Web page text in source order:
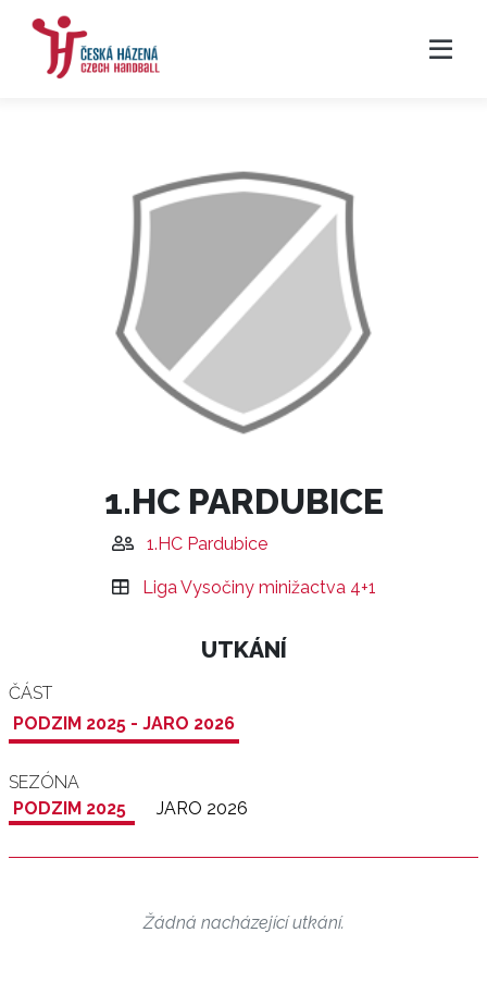
1.HC PARDUBICE
1.HC Pardubice
Liga Vysočiny minižactva 4+1
UTKÁNÍ
ČÁST
PODZIM 2025 - JARO 2026
SEZÓNA
PODZIM 2025
JARO 2026
Žádná nacházející utkání.